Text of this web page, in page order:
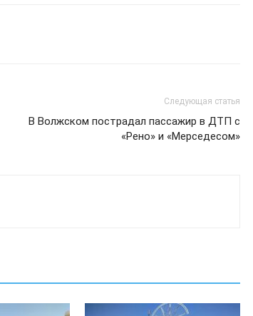
Следующая статья
В Волжском пострадал пассажир в ДТП с
«Рено» и «Мерседесом»